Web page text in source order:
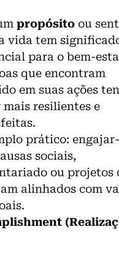
propósito ou
vida tem
para o bem-
que encontram
em suas ações
mais resilientes e
prático:
sociais,
ou projetos
alinhados com